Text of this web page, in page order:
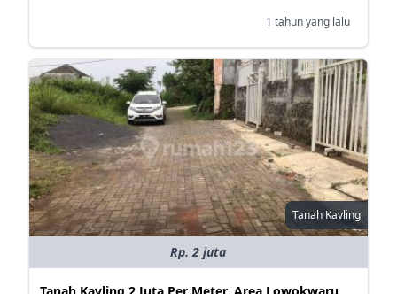
1 tahun yang lalu
Tanah Kavling
Rp. 2 juta